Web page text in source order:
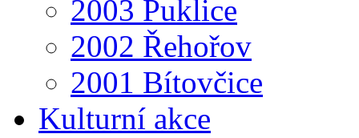
2003 Puklice
2002 Řehořov
2001 Bítovčice
Kulturní akce